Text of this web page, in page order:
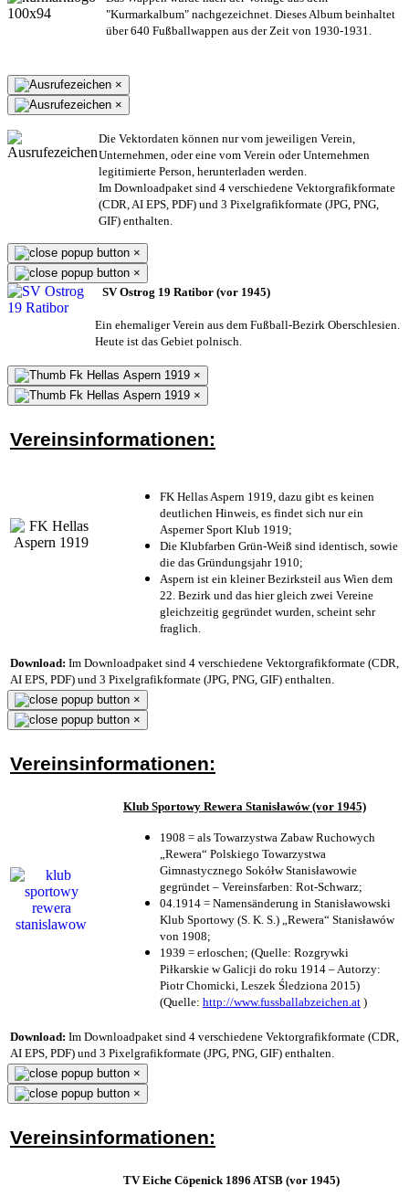
"Kurmarkalbum" nachgezeichnet. Dieses Album beinhaltet
über 640 Fußballwappen aus der Zeit von 1930-1931.
×
×
Die Vektordaten können nur vom jeweiligen Verein,
Unternehmen, oder eine vom Verein oder Unternehmen
legitimierte Person, herunterladen werden.
Im Downloadpaket sind 4 verschiedene Vektorgrafikformate
(CDR, AI EPS, PDF) und 3 Pixelgrafikformate (JPG, PNG,
GIF) enthalten.
×
×
SV Ostrog 19 Ratibor (vor 1945)
Ein ehemaliger Verein aus dem Fußball-Bezirk Oberschlesien.
Heute ist das Gebiet polnisch.
×
×
Vereinsinformationen:
FK Hellas Aspern 1919, dazu gibt es keinen
deutlichen Hinweis, es findet sich nur ein
Asperner Sport Klub 1919;
Die Klubfarben Grün-Weiß sind identisch, sowie
die das Gründungsjahr 1910;
Aspern ist ein kleiner Bezirksteil aus Wien dem
22. Bezirk und das hier gleich zwei Vereine
gleichzeitig gegründet wurden, scheint sehr
fraglich.
Download: Im Downloadpaket sind 4 verschiedene Vektorgrafikformate (CDR,
AI EPS, PDF) und 3 Pixelgrafikformate (JPG, PNG, GIF) enthalten.
×
×
Vereinsinformationen:
Klub Sportowy Rewera Stanisławów (vor 1945)
1908 = als Towarzystwa Zabaw Ruchowych
„Rewera“ Polskiego Towarzystwa
Gimnastycznego Sokółw Stanisławowie
gegründet – Vereinsfarben: Rot-Schwarz;
04.1914 = Namensänderung in Stanisławowski
Klub Sportowy (S. K. S.) „Rewera“ Stanisławów
von 1908;
1939 = erloschen; (Quelle: Rozgrywki
Piłkarskie w Galicji do roku 1914 – Autorzy:
Piotr Chomicki, Leszek Śledziona 2015)
(Quelle: http://www.fussballabzeichen.at )
Download: Im Downloadpaket sind 4 verschiedene Vektorgrafikformate (CDR,
AI EPS, PDF) und 3 Pixelgrafikformate (JPG, PNG, GIF) enthalten.
×
×
Vereinsinformationen:
TV Eiche Cöpenick 1896 ATSB (vor 1945)